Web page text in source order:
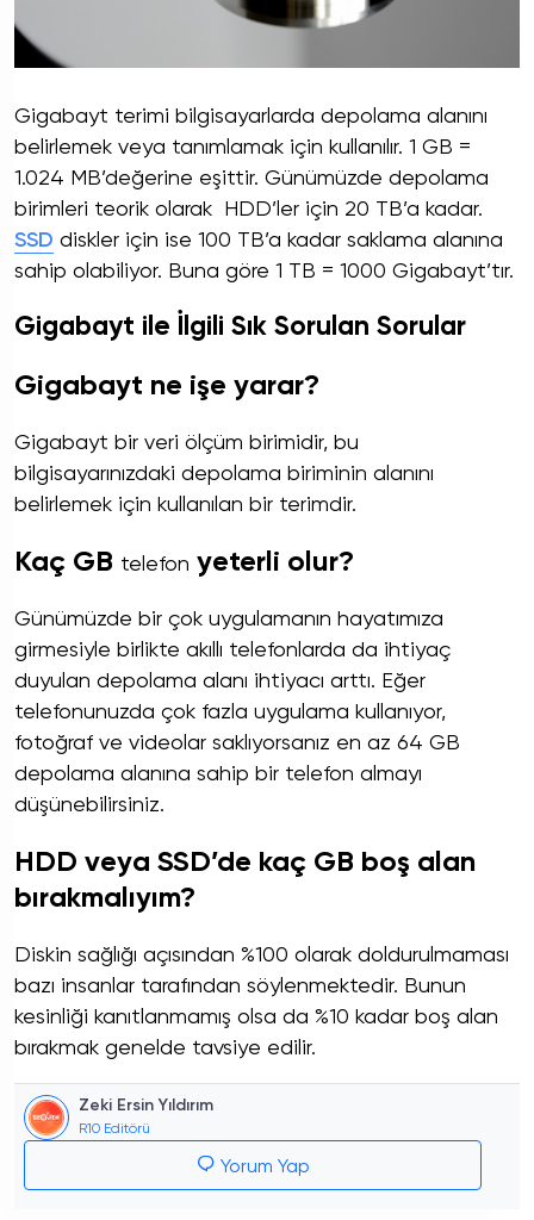
Gigabayt terimi bilgisayarlarda depolama alanını
belirlemek veya tanımlamak için kullanılır. 1 GB =
1.024 MB’değerine eşittir. Günümüzde depolama
birimleri teorik olarak HDD’ler için 20 TB’a kadar.
SSD diskler için ise 100 TB’a kadar saklama alanına
sahip olabiliyor. Buna göre 1 TB = 1000 Gigabayt’tır.
Gigabayt ile İlgili Sık Sorulan Sorular
Gigabayt ne işe yarar?
Gigabayt bir veri ölçüm birimidir, bu
bilgisayarınızdaki depolama biriminin alanını
belirlemek için kullanılan bir terimdir.
Kaç GB telefon yeterli olur?
Günümüzde bir çok uygulamanın hayatımıza
girmesiyle birlikte akıllı telefonlarda da ihtiyaç
duyulan depolama alanı ihtiyacı arttı. Eğer
telefonunuzda çok fazla uygulama kullanıyor,
fotoğraf ve videolar saklıyorsanız en az 64 GB
depolama alanına sahip bir telefon almayı
düşünebilirsiniz.
HDD veya SSD’de kaç GB boş alan
bırakmalıyım?
Diskin sağlığı açısından %100 olarak doldurulmaması
bazı insanlar tarafından söylenmektedir. Bunun
kesinliği kanıtlanmamış olsa da %10 kadar boş alan
bırakmak genelde tavsiye edilir.
Zeki Ersin Yıldırım
R10 Editörü
Yorum Yap